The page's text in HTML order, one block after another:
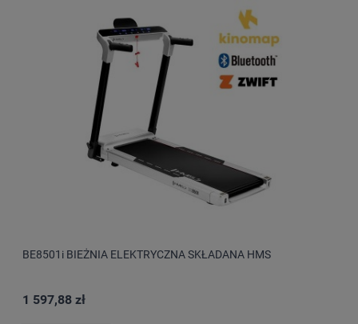
BE8501i BIEŻNIA ELEKTRYCZNA SKŁADANA HMS
1 597,88 zł